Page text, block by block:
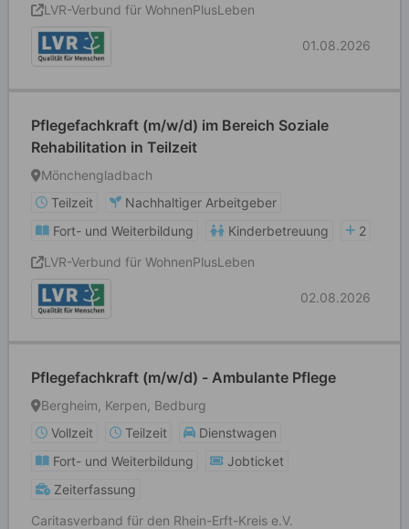
LVR-Verbund für WohnenPlusLeben
01.08.2026
Pflegefachkraft (m/w/d) im Bereich Soziale
Rehabilitation in Teilzeit
Mönchengladbach
Teilzeit
Nachhaltiger Arbeitgeber
Fort- und Weiterbildung
Kinderbetreuung
2
LVR-Verbund für WohnenPlusLeben
02.08.2026
Pflegefachkraft (m/w/d) - Ambulante Pflege
Bergheim, Kerpen, Bedburg
Vollzeit
Teilzeit
Dienstwagen
Fort- und Weiterbildung
Jobticket
Zeiterfassung
Caritasverband für den Rhein-Erft-Kreis e.V.